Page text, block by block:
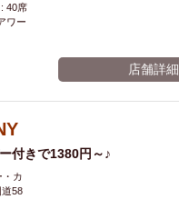
40席
ワー
店舗詳細
付きで1380円～♪
・カ
58